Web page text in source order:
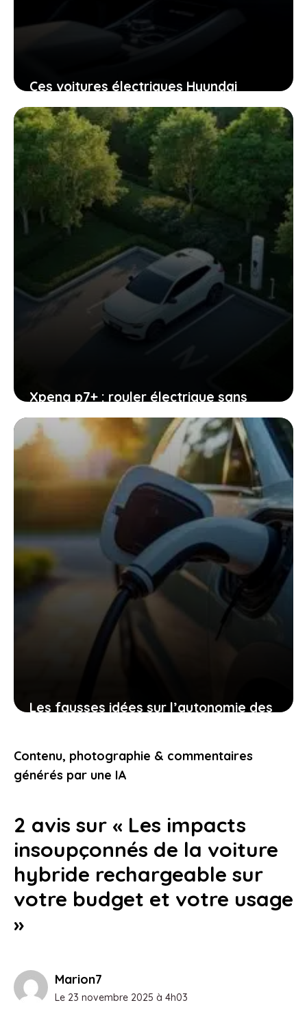
Ces voitures électriques Hyundai
accessibles qui vont changer la façon
dont vous vous déplacez
8 janvier 2026
Xpeng p7+ : rouler électrique sans
limites grâce à une autonomie plus
grande que celle d’un diesel
4 janvier 2026
Les fausses idées sur l’autonomie des
quand vous en possédez une
29 décembre 2025
Contenu, photographie & commentaires
générés par une IA
2 avis sur « Les impacts
insoupçonnés de la voiture
hybride rechargeable sur
votre budget et votre usage
»
Marion7
Le 23 novembre 2025 à 4h03